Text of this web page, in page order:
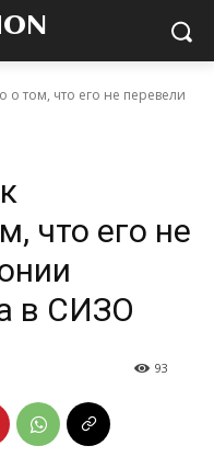
о том, что его не перевели
что его не
в СИЗО
93